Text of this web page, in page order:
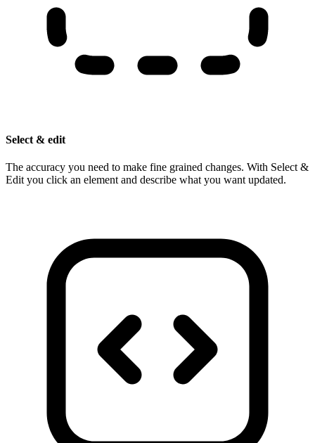
Select & edit
The accuracy you need to make fine grained changes. With Select &
Edit you click an element and describe what you want updated.